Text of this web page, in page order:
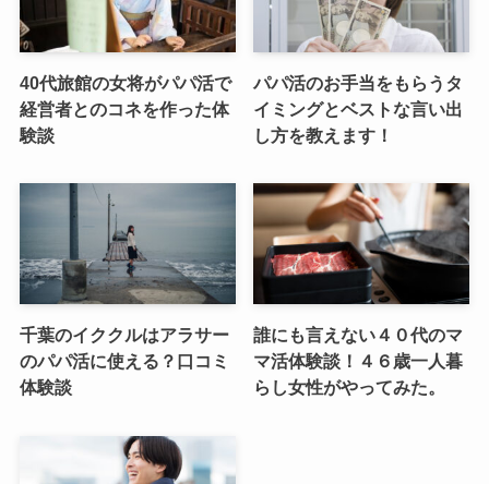
40代旅館の女将がパパ活で
経営者とのコネを作った体
験談
パパ活のお手当をもらうタ
イミングとベストな言い出
し方を教えます！
千葉のイククルはアラサー
のパパ活に使える？口コミ
体験談
誰にも言えない４０代のマ
マ活体験談！４６歳一人暮
らし女性がやってみた。